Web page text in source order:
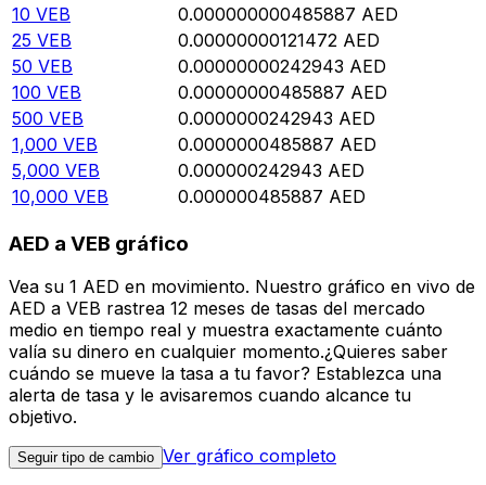
10 VEB 0.000000000485887 AED
25 VEB 0.00000000121472 AED
50 VEB 0.00000000242943 AED
100 VEB 0.00000000485887 AED
500 VEB 0.0000000242943 AED
1,000 VEB 0.0000000485887 AED
5,000 VEB 0.000000242943 AED
10,000 VEB 0.000000485887 AED
AED a VEB gráfico
Vea su 1 AED en movimiento. Nuestro gráfico en vivo de
AED a VEB rastrea 12 meses de tasas del mercado
medio en tiempo real y muestra exactamente cuánto
valía su dinero en cualquier momento.¿Quieres saber
cuándo se mueve la tasa a tu favor? Establezca una
alerta de tasa y le avisaremos cuando alcance tu
objetivo.
Seguir tipo de cambio Ver gráfico completo